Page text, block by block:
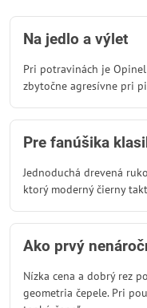
Na jedlo a výlet
Pri potravinách je
zbytočne agresívne pri
Pre fanúšika
Jednoduchá drevená
ktorý moderný čierny
Ako prvý
Nízka cena a dobrý rez
geometria čepele. Pri